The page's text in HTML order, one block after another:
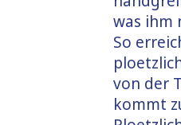
was ihm
So
von der
kommt